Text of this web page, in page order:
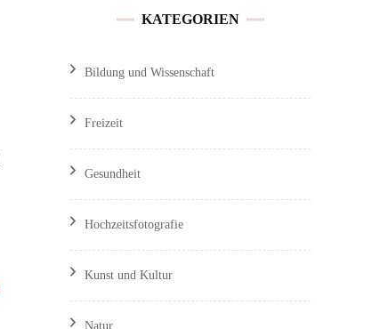
KATEGORIEN
Bildung und Wissenschaft
Freizeit
Gesundheit
Hochzeitsfotografie
Kunst und Kultur
Natur